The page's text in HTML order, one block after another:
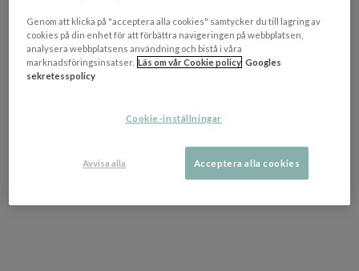
+ 10 varianter
KINNABÄDDEN
15 995 kr​​
KINNABÄDDEN
14 995 kr​​
3-5 veckor
Genom att klicka på "acceptera alla cookies" samtycker du till lagring av
cookies på din enhet för att förbättra navigeringen på webbplatsen,
analysera webbplatsens användning och bistå i våra
marknadsföringsinsatser. Läs om vår Cookie policy Googles
sekretesspolicy
Cookie-inställningar
Avvisa alla Acceptera alla cookies